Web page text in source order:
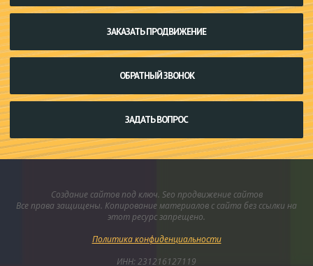
ЗАКАЗАТЬ ПРОДВИЖЕНИЕ
ОБРАТНЫЙ ЗВОНОК
ЗАДАТЬ ВОПРОС
Создание сайтов под ключ. Seo продвижение сайтов
Все права защищены. Копирование материалов с сайта без ссылки на
этот ресурс запрещено.
Политика конфиденциальности
ИНН: 231216127119